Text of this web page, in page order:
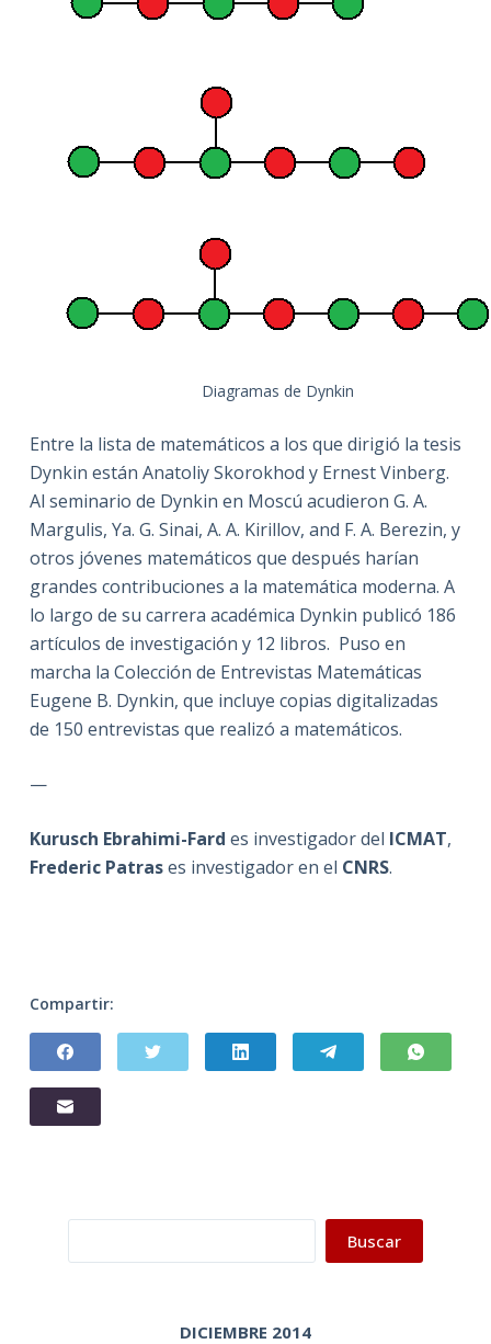
Diagramas de Dynkin
Entre la lista de matemáticos a los que dirigió la tesis
Dynkin están Anatoliy Skorokhod y Ernest Vinberg.
Al seminario de Dynkin en Moscú acudieron G. A.
Margulis, Ya. G. Sinai, A. A. Kirillov, and F. A. Berezin, y
otros jóvenes matemáticos que después harían
grandes contribuciones a la matemática moderna. A
lo largo de su carrera académica Dynkin publicó 186
artículos de investigación y 12 libros. Puso en
marcha la Colección de Entrevistas Matemáticas
Eugene B. Dynkin, que incluye copias digitalizadas
de 150 entrevistas que realizó a matemáticos.
—
Kurusch Ebrahimi-Fard es investigador del ICMAT,
Frederic Patrases investigador en el CNRS.
Compartir:
Buscar
DICIEMBRE 2014